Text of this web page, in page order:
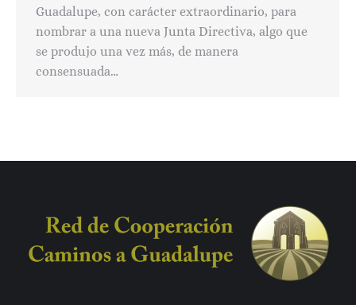
Guadalupe, con carácter extraordinario, para
nombrar a una nueva Junta Directiva, algo que
se produjo una vez más, de manera
consensuada…